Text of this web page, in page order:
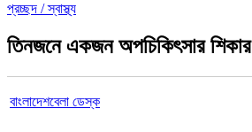
প্রচ্ছদ /স্বাস্থ্য
তিনজনে একজন অপচিকিৎসার শিকার
বাংলাদেশবেলা ডেস্ক